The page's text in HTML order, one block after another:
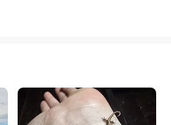
니,미니버스를 보
가는 길은역대급
은 사람이 토를
만 비닐봉지로 한
.그렇게 한 시간 거
.웰컴 푸드는교촌